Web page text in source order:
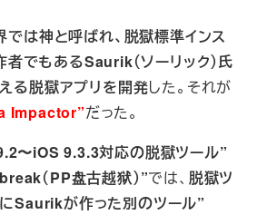
では神と呼ばれ、脱獄標準インス
でもあるSaurik（ソーリック）氏
る脱獄アプリを開発した。それが
Impactor”だった。
〜iOS 9.3.3対応の脱獄ツール”
（PP盘古越狱）”では、 脱獄ツ
Saurikが作った別のツール”